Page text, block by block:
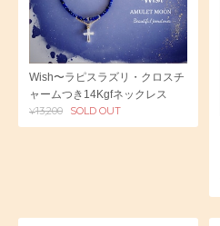
Wish〜ラピスラズリ・クロスチ
ャームつき14Kgfネックレス
¥13,200 SOLD OUT